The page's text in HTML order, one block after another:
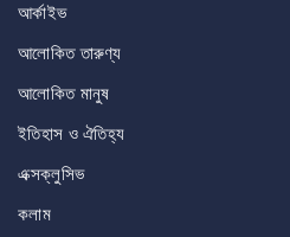
আর্কাইভ
আলোকিত তারুণ্য
আলোকিত মানুষ
ইতিহাস ও ঐতিহ্য
এক্সক্লুসিভ
কলাম